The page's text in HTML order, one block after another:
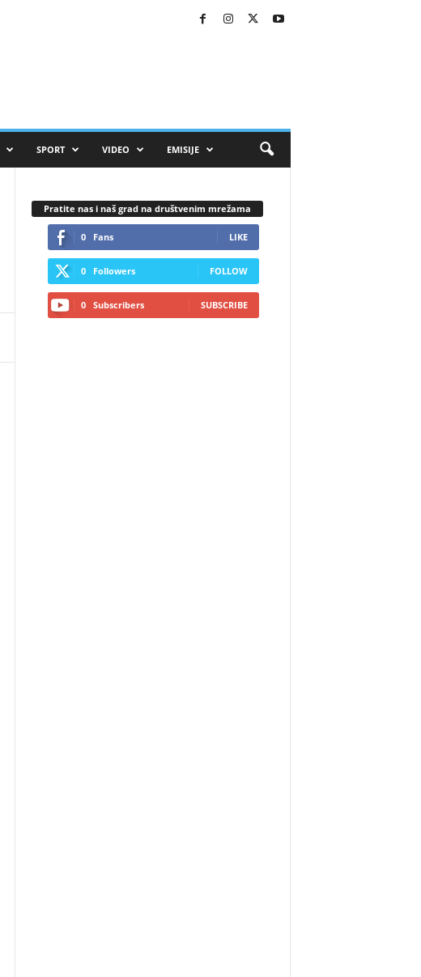
SPORT VIDEO EMISIJE
Pratite nas i naš grad na društvenim mrežama
0 Fans LIKE
0 Followers FOLLOW
0 Subscribers SUBSCRIBE